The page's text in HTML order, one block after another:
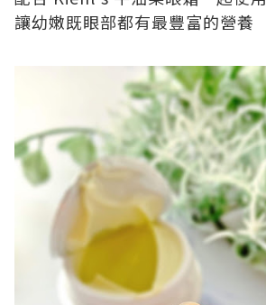
讓幼嫩既眼部都有最豐富的營養